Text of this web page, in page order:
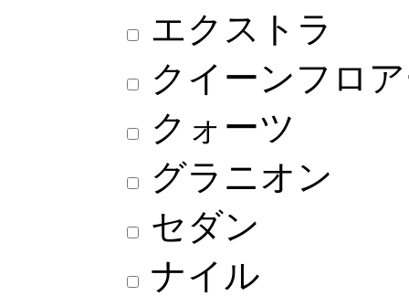
エクストラ
クイーンフロ
クォーツ
グラニオン
セダン
ナイル